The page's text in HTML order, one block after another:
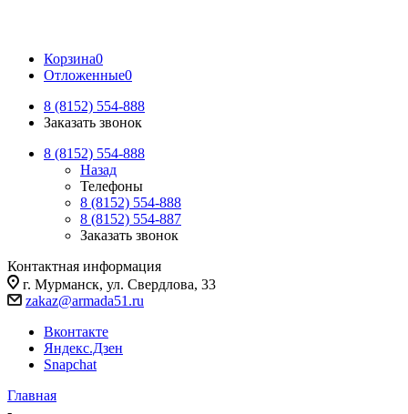
Корзина0
Отложенные0
8 (8152) 554-888
Заказать звонок
8 (8152) 554-888
Назад
Телефоны
8 (8152) 554-888
8 (8152) 554-887
Заказать звонок
Контактная информация
г. Мурманск, ул. Свердлова, 33
zakaz@armada51.ru
Вконтакте
Яндекс.Дзен
Snapchat
Главная